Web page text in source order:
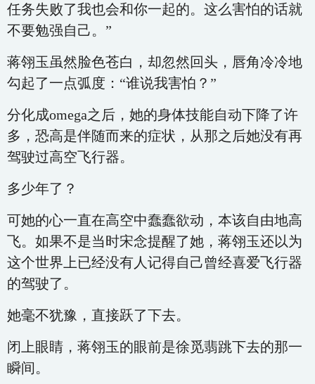
任务失败了我也会和你一起的。这么害怕的话就
不要勉强自己。”
蒋翎玉虽然脸色苍白，却忽然回头，唇角冷冷地
勾起了一点弧度：“谁说我害怕？”
分化成omega之后，她的身体技能自动下降了许
多，恐高是伴随而来的症状，从那之后她没有再
驾驶过高空飞行器。
多少年了？
可她的心一直在高空中蠢蠢欲动，本该自由地高
飞。如果不是当时宋念提醒了她，蒋翎玉还以为
这个世界上已经没有人记得自己曾经喜爱飞行器
的驾驶了。
她毫不犹豫，直接跃了下去。
闭上眼睛，蒋翎玉的眼前是徐觅翡跳下去的那一
瞬间。